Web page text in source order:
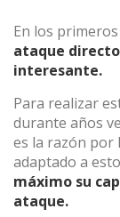
ES EN FR
(+34) 93 867
Contáctanos
En los
ataque
interesante.
Para realizar
durante años
es la razón por
adaptado a
máximo su
ataque.